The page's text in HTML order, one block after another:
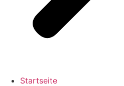
Startseite